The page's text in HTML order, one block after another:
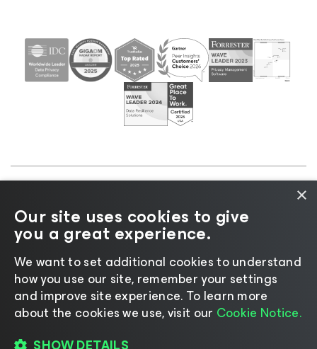
プライバシーに関する通
知|Cookieに関する通知|リーガル| ライセンスポリ
シー| サプライヤーリソース
言語の変更
×
Our site uses cookies to give
you a great experience.
We want to set additional cookies to understand
how you use our site, remember your settings
and improve site experience. ​To learn more
about the cookies we use, visit our Cookie Notice.